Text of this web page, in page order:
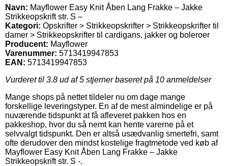
Navn: Mayflower Easy Knit Åben Lang Frakke – Jakke
Strikkeopskrift str. S –
Kategori: Opskrifter > Strikkeopskrifter > Strikkeopskrifter til
damer > Strikkeopskrifter til cardigans, jakker og boleroer
Producent: Mayflower
Varenummer: 5713419947853
EAN: 5713419947853
Vurderet til 3.8 ud af 5 stjerner baseret på 10 anmeldelser
Mange shops på nettet tildeler nu om dage mange
forskellige leveringstyper. En af de mest almindelige er på
nuværende tidspunkt at få afleveret pakken hos en
pakkeshop, hvor du så nemt kan hente varerne på et
selvvalgt tidspunkt. Den er altså usædvanlig smertefri, samt
ofte derudover den mindst kostelige fragtmetode ved køb af
Mayflower Easy Knit Åben Lang Frakke – Jakke
Strikkeopskrift str. S -.